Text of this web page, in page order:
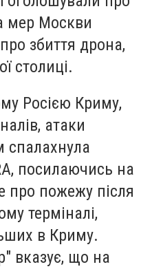
мер Москви
збиття дрона,
столиці.
Росією Криму,
атаки
спалахнула
посилаючись на
про пожежу після
терміналі,
в Криму.
вказує, що на